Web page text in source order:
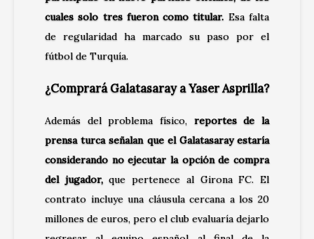
cuales solo tres fueron como titular. Esa falta
de regularidad ha marcado su paso por el
fútbol de Turquía.
¿Comprará Galatasaray a Yaser Asprilla?
Además del problema físico, reportes de la
prensa turca señalan que el Galatasaray estaría
considerando no ejecutar la opción de compra
del jugador,que pertenece al Girona FC. El
contrato incluye una cláusula cercana a los 20
millones de euros, pero el club evaluaría dejarlo